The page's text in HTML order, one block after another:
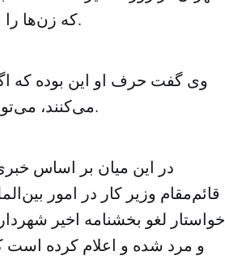
که زن‌ها را از کار در سمت‌های دفتری و اجرایی شهرداری منع کند.
وی گفت حرف او این بوده که
می‌کنند، می‌توان کاری کرد که این افراد در اتاق‌های جداگانه کار کنند.
در این میان بر اساس
قائم‌مقام وزیر کار در امور
خواستار لغو بخشنامه اخیر
و مرد شده و اعلام کرده است